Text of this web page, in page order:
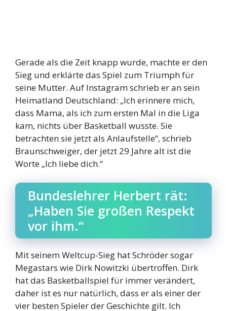
Gerade als die Zeit knapp wurde, machte er den
Sieg und erklärte das Spiel zum Triumph für
seine Mutter. Auf Instagram schrieb er an sein
Heimatland Deutschland: „Ich erinnere mich,
dass Mama, als ich zum ersten Mal in die Liga
kam, nichts über Basketball wusste. Sie
betrachten sie jetzt als Anlaufstelle“, schrieb
Braunschweiger, der jetzt 29 Jahre alt ist die
Worte „Ich liebe dich.“
Bundeslehrer Herbert rät:
„Haben Sie großen Respekt
vor ihm.“
Mit seinem Weltcup-Sieg hat Schröder sogar
Megastars wie Dirk Nowitzki übertroffen. Dirk
hat das Basketballspiel für immer verändert,
daher ist es nur natürlich, dass er als einer der
vier besten Spieler der Geschichte gilt. Ich